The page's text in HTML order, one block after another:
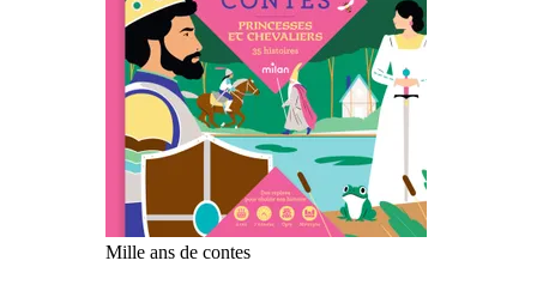
Mille ans de contes